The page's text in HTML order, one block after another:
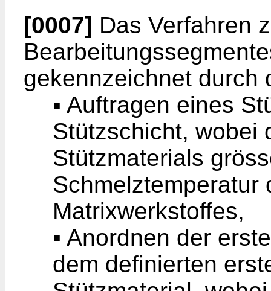
[0007] Das Verfahren
gekennzeichnet durch
▪ Auftragen eines
Stützschicht, wobei
Stützmaterials
Schmelztemperatur
Matrixwerkstoffes,
▪ Anordnen der
dem definierten